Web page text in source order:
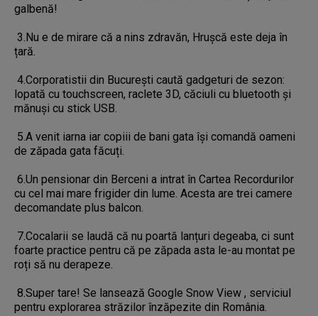
galbenă!
3.Nu e de mirare că a nins zdravăn, Hrușcă este deja în
țară.
4.Corporatistii din București caută gadgeturi de sezon:
lopată cu touchscreen, raclete 3D, căciuli cu bluetooth și
mănuși cu stick USB.
5.A venit iarna iar copiii de bani gata își comandă oameni
de zăpada gata făcuți.
6.Un pensionar din Berceni a intrat în Cartea Recordurilor
cu cel mai mare frigider din lume. Acesta are trei camere
decomandate plus balcon.
7.Cocalarii se laudă că nu poartă lanțuri degeaba, ci sunt
foarte practice pentru că pe zăpada asta le-au montat pe
roți să nu derapeze.
8.Super tare! Se lansează Google Snow View , serviciul
pentru explorarea străzilor înzăpezite din România.